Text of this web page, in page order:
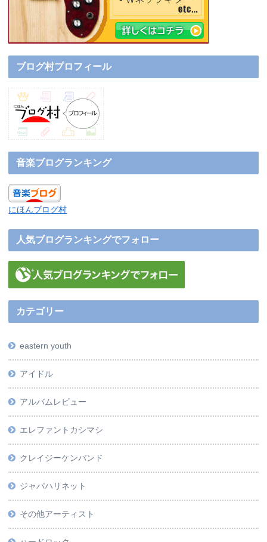
ブログ村プロフィール
音楽ブログランキング
にほんブログ村
人気ブログランキングでフォロー
カテゴリー
eastern youth
アイドル
アルバムレビュー
エレファントカシマシ
クレイジーケンバンド
ジャパハリネット
その他アーティスト